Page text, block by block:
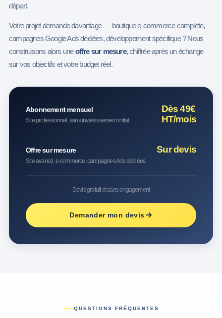
départ.
Votre projet demande davantage — boutique e-commerce complète,
campagnes Google Ads dédiées, développement spécifique ? Nous
construisons alors uneoffre sur mesure, chiffrée après un échange
sur vos objectifs et votre budget réel.
Abonnement mensuel
Site professionnel, sans investissement initial
Dès 49€
HT/mois
Offre sur mesure
Site avancé, e-commerce, campagnes Ads dédiées
Sur devis
Devis gratuit et sans engagement
Demander mon devis
QUESTIONS FRÉQUENTES